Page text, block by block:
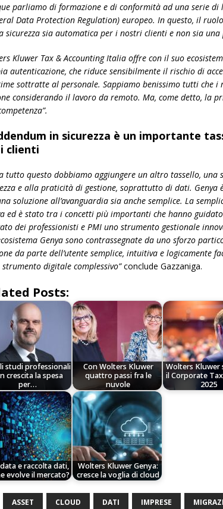
parliamo di formazione e di conformità ad una serie di
Data Protection Regulation) europeo. In questo, il
sicurezza sia automatica per i nostri clienti e non sia una
Kluwer Tax & Accounting Italia offre con il suo
autenticazione, che riduce sensibilmente il rischio di
sottratte al personale. Sappiamo benissimo tutti che i
considerando il lavoro da remoto. Ma, come detto, la
in sicurezza è un importante
clienti
tutto questo dobbiamo aggiungere un altro tassello,
e alla praticità di gestione, soprattutto di dati. Genya
soluzione all’avanguardia sia anche semplice. La
ed è stato tra i concetti più importanti che hanno
dei professionisti e PMI uno strumento gestionale
Genya sono contrassegnate da uno sforzo
da parte dell’utente semplice, intuitiva e logicamente
digitale complessivo”conclude Gazzaniga.
Posts:
studi professionali
crescita la spesa
per…
Con Wolters Kluwer
quattro passi fra le
nuvole
Wolters Kluwer
il Corporate
2025
e raccolta dati,
evolve il mercato?
Wolters Kluwer Genya:
cresce la voglia di cloud
ASSET CLOUD DATI IMPRESE